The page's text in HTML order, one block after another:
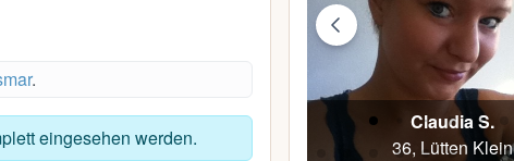
.
eingesehen werden.
Claudia S.
36, Lütten Klein
Anne C.
32, Rostock